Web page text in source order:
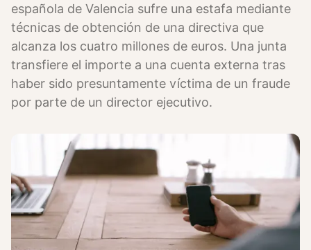
española de Valencia sufre una estafa mediante
técnicas de obtención de una directiva que
alcanza los cuatro millones de euros. Una junta
transfiere el importe a una cuenta externa tras
haber sido presuntamente víctima de un fraude
por parte de un director ejecutivo.